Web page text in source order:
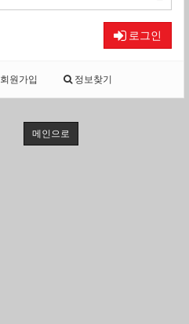
로그인
회원가입 정보찾기
메인으로